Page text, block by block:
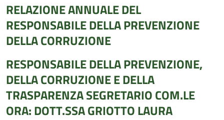
RELAZIONE ANNUALE DEL
RESPONSABILE DELLA PREVENZIONE
DELLA CORRUZIONE
RESPONSABILE DELLA PREVENZIONE,
DELLA CORRUZIONE E DELLA
TRASPARENZA SEGRETARIO COM.LE
ORA: DOTT.SSA GRIOTTO LAURA